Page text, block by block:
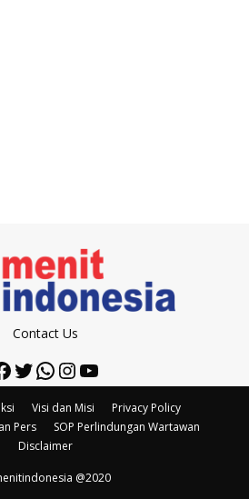
Contact Us
Twitter
WhatsApp
Instagram
YouTube
Visi dan Misi
Privacy Policy
Pers
SOP Perlindungan Wartawan
Disclaimer
@2020